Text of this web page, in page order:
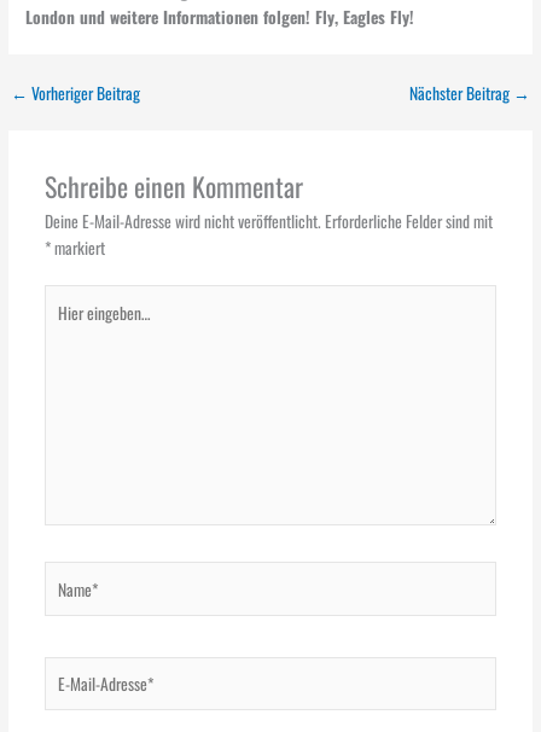
London und weitere Informationen folgen! Fly, Eagles Fly!
← Vorheriger Beitrag Nächster Beitrag →
Schreibe einen Kommentar
Deine E-Mail-Adresse wird nicht veröffentlicht. Erforderliche Felder sind mit
*markiert
eingeben…
Mail-